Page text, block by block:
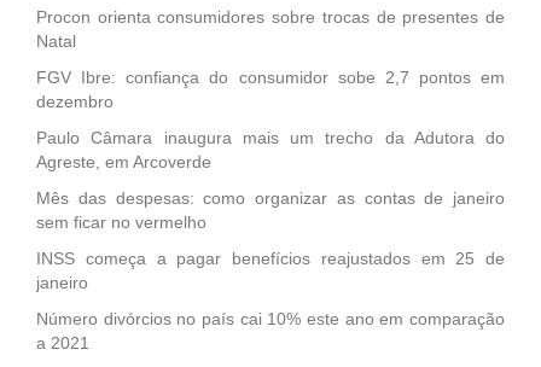
Procon orienta consumidores sobre trocas de presentes de
Natal
FGV Ibre: confiança do consumidor sobe 2,7 pontos em
dezembro
Paulo Câmara inaugura mais um trecho da Adutora do
Agreste, em Arcoverde
Mês das despesas: como organizar as contas de janeiro
sem ficar no vermelho
INSS começa a pagar benefícios reajustados em 25 de
janeiro
Número divórcios no país cai 10% este ano em comparação
a 2021